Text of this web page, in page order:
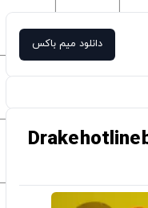
دانلود میم باکس